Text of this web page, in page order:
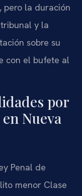
pero la duración
y la
sobre su
con el bufete al
por
Nueva
Penal de
menor Clase